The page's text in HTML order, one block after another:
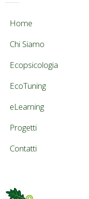
Home
Chi Siamo
Ecopsicologia
EcoTuning
eLearning
Progetti
Contatti